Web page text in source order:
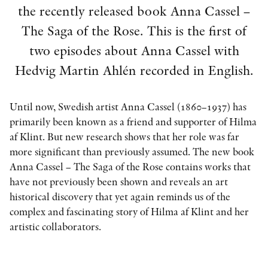
ÖVRIGA FORMAT
KONTAKT
PEER REVIEW-PROCESSEN
the recently released book Anna Cassel –
The Saga of the Rose. This is the first of
two episodes about Anna Cassel with
Hedvig Martin Ahlén recorded in English.
Until now, Swedish artist Anna Cassel (1860–1937) has
primarily been known as a friend and supporter of Hilma
af Klint. But new research shows that her role was far
more significant than previously assumed. The new book
Anna Cassel – The Saga of the Rose contains works that
have not previously been shown and reveals an art
historical discovery that yet again reminds us of the
complex and fascinating story of Hilma af Klint and her
artistic collaborators.